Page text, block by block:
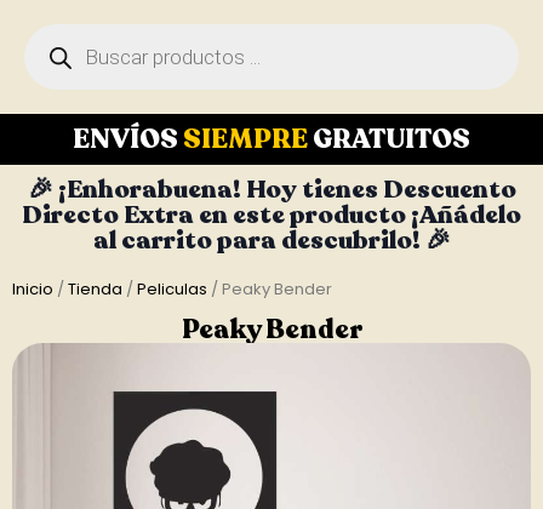
ENVÍOS SIEMPREGRATUITOS
🎉 ¡Enhorabuena! Hoy tienes Descuento
Directo Extra en este producto ¡Añádelo
al carrito para descubrilo! 🎉
Inicio /Tienda /Peliculas / Peaky Bender
Peaky Bender